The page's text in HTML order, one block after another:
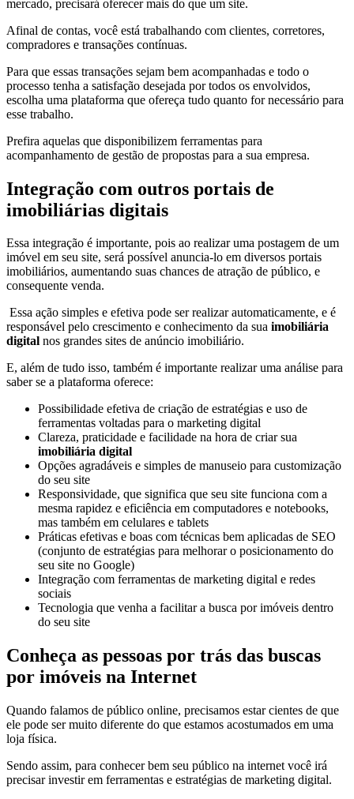
mercado, precisará oferecer mais do que um site.
Afinal de contas, você está trabalhando com clientes, corretores,
compradores e transações contínuas.
Para que essas transações sejam bem acompanhadas e todo o
processo tenha a satisfação desejada por todos os envolvidos,
escolha uma plataforma que ofereça tudo quanto for necessário para
esse trabalho.
Prefira aquelas que disponibilizem ferramentas para
acompanhamento de gestão de propostas para a sua empresa.
Integração com outros portais de
imobiliárias digitais
Essa integração é importante, pois ao realizar uma postagem de um
imóvel em seu site, será possível anuncia-lo em diversos portais
imobiliários, aumentando suas chances de atração de público, e
consequente venda.
Essa ação simples e efetiva pode ser realizar automaticamente, e é
responsável pelo crescimento e conhecimento da sua imobiliária
digital nos grandes sites de anúncio imobiliário.
E, além de tudo isso, também é importante realizar uma análise para
saber se a plataforma oferece:
Possibilidade efetiva de criação de estratégias e uso de
ferramentas voltadas para o marketing digital
Clareza, praticidade e facilidade na hora de criar sua
imobiliária digital
Opções agradáveis e simples de manuseio para customização
do seu site
Responsividade, que significa que seu site funciona com a
mesma rapidez e eficiência em computadores e notebooks,
mas também em celulares e tablets
Práticas efetivas e boas com técnicas bem aplicadas de SEO
(conjunto de estratégias para melhorar o posicionamento do
seu site no Google)
Integração com ferramentas de marketing digital e redes
sociais
Tecnologia que venha a facilitar a busca por imóveis dentro
do seu site
Conheça as pessoas por trás das buscas
por imóveis na Internet
Quando falamos de público online, precisamos estar cientes de que
ele pode ser muito diferente do que estamos acostumados em uma
loja física.
Sendo assim, para conhecer bem seu público na internet você irá
precisar investir em ferramentas e estratégias de marketing digital.